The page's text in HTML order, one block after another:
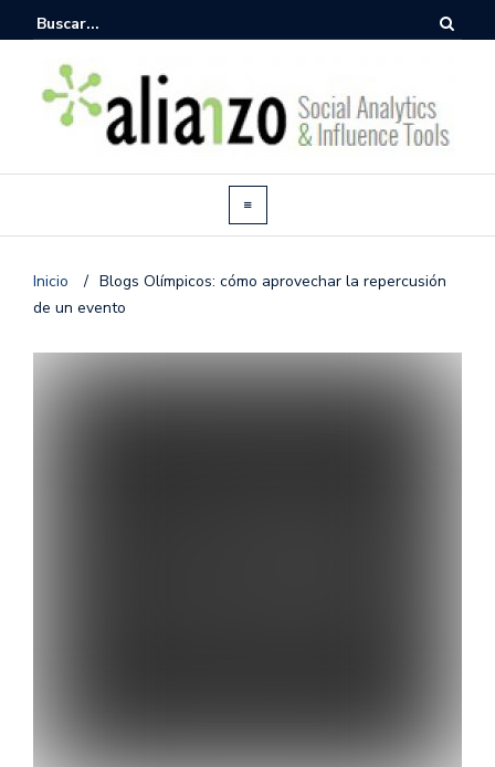
Inicio / Blogs Olímpicos: cómo aprovechar la repercusión
de un evento